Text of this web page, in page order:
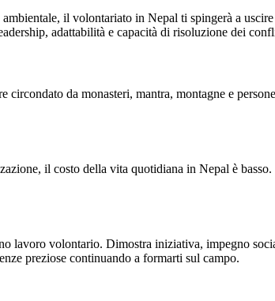
il volontariato in Nepal ti spingerà a
adattabilità e capacità di risoluzione dei
da monasteri, mantra, montagne e
il costo della vita quotidiana in Nepal è
lavoro volontario. Dimostra iniziativa, impegno
preziose continuando a formarti sul campo.